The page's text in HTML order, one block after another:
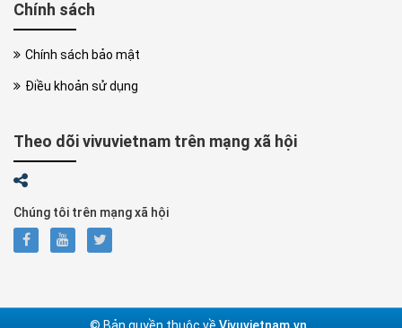
Chính sách
Chính sách bảo mật
Điều khoản sử dụng
Theo dõi vivuvietnam trên mạng xã hội
Chúng tôi trên mạng xã hội